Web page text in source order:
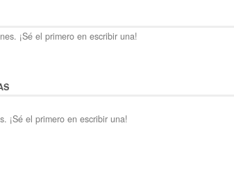
¡Sé el primero en escribir una!
¡Sé el primero en escribir una!